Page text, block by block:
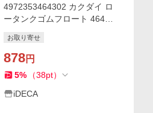
4972353464302 カクダイ ロ
ータンクゴムフロート 4643
イレ用品 TOTO型
お取り寄せ
878円
5% （38pt）
iDECA